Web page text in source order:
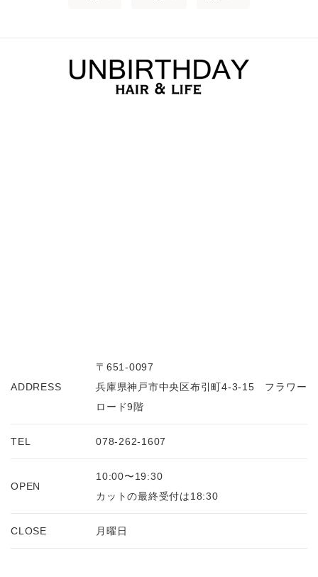
ADDRESS
〒651-0097
兵庫県神戸市中央区布引町4-3-15 フラワー
ロード9階
TEL 078-262-1607
OPEN
10:00〜19:30
カットの最終受付は18:30
CLOSE 月曜日